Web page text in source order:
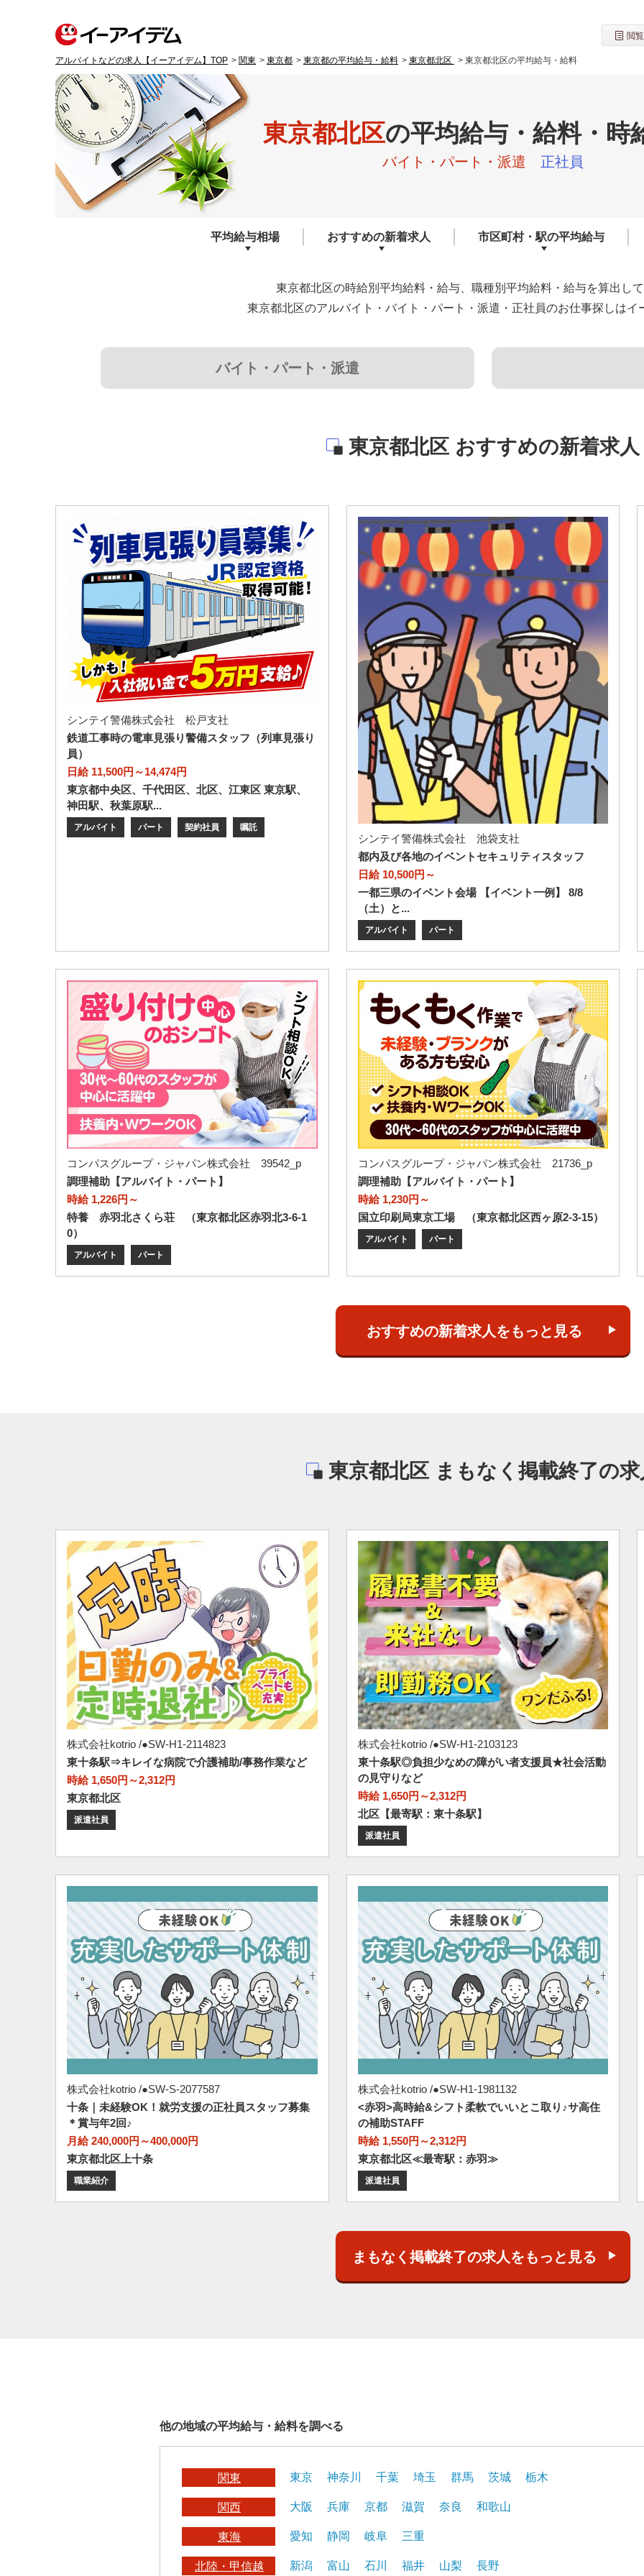
閲
アルバイトなどの求人【イーアイデム】TOP 関東 東京都 東京都の平均給与・給料 東京都北区 東京都北区の平均給与・給料
東京都北区の平均給与・給料・時
バイト・パート・派遣 正社員
平均給与相場 おすすめの新着求人 市区町村・駅の平均給与
東京都北区の時給別平均給料・給与、職種別平均給料・給与を算出し
東京都北区のアルバイト・バイト・パート・派遣・正社員のお仕事探しはイ
バイト・パート・派遣
東京都北区 おすすめの新着求人
シンテイ警備株式会社 松戸支社
鉄道工事時の電車見張り警備スタッフ（列車見張り
員）
日給 11,500円～14,474円
東京都中央区、千代田区、北区、江東区 東京駅、
神田駅、秋葉原駅...
アルバイト パート 契約社員 嘱託
シンテイ警備株式会社 池袋支社
都内及び各地のイベントセキュリティスタッフ
日給 10,500円～
一都三県のイベント会場 【イベント一例】 8/8
（土）と...
アルバイト パート
コンパスグループ・ジャパン株式会社 39542_p
調理補助【アルバイト・パート】
時給 1,226円～
特養 赤羽北さくら荘 （東京都北区赤羽北3-6-1
0）
アルバイト パート
コンパスグループ・ジャパン株式会社 21736_p
調理補助【アルバイト・パート】
時給 1,230円～
国立印刷局東京工場 （東京都北区西ヶ原2-3-15）
アルバイト パート
おすすめの新着求人をもっと見る
東京都北区 まもなく掲載終了の求
株式会社kotrio /●SW-H1-2114823
東十条駅⇒キレイな病院で介護補助/事務作業など
時給 1,650円～2,312円
東京都北区
派遣社員
株式会社kotrio /●SW-H1-2103123
東十条駅◎負担少なめの障がい者支援員★社会活動
の見守りなど
時給 1,650円～2,312円
北区【最寄駅：東十条駅】
派遣社員
株式会社kotrio /●SW-S-2077587
十条｜未経験OK！就労支援の正社員スタッフ募集
＊賞与年2回♪
月給 240,000円～400,000円
東京都北区上十条
職業紹介
株式会社kotrio /●SW-H1-1981132
<赤羽>高時給&シフト柔軟でいいとこ取り♪サ高住
の補助STAFF
時給 1,550円～2,312円
東京都北区≪最寄駅：赤羽≫
派遣社員
まもなく掲載終了の求人をもっと見る
他の地域の平均給与・給料を調べる
関東 東京 神奈川 千葉 埼玉 群馬 茨城 栃木
関西 大阪 兵庫 京都 滋賀 奈良 和歌山
東海 愛知 静岡 岐阜 三重
北陸・甲信越 新潟 富山 石川 福井 山梨 長野